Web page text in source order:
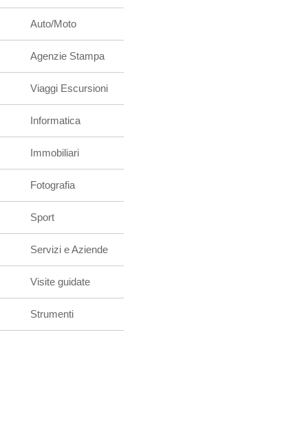
Auto/Moto
Agenzie Stampa
Viaggi Escursioni
Informatica
Immobiliari
Fotografia
Sport
Servizi e Aziende
Visite guidate
Strumenti